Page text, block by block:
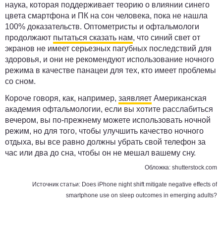
наука, которая поддерживает теорию о влиянии синего
цвета смартфона и ПК на сон человека, пока не нашла
100% доказательств. Оптометристы и офтальмологи
продолжают пытаться сказать нам, что синий свет от
экранов не имеет серьезных пагубных последствий для
здоровья, и они не рекомендуют использование ночного
режима в качестве панацеи для тех, кто имеет проблемы
со сном.
Короче говоря, как, например, заявляет Американская
академия офтальмологии, если вы хотите расслабиться
вечером, вы по-прежнему можете использовать ночной
режим, но для того, чтобы улучшить качество ночного
отдыха, вы все равно должны убрать свой телефон за
час или два до сна, чтобы он не мешал вашему сну.
Обложка: shutterstock.com
Источник статьи: Does iPhone night shift mitigate negative effects of
smartphone use on sleep outcomes in emerging adults?